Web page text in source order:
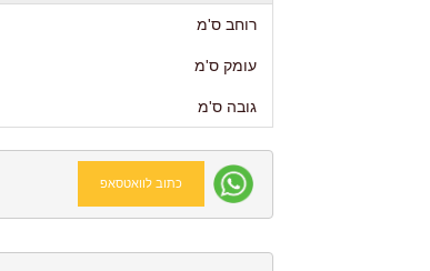
רוחב ס'מ
עומק ס'מ
גובה ס'מ
כתוב לוואטסאפ